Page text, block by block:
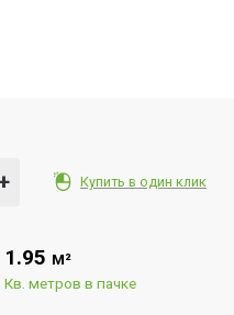
Купить в один клик
1.95 М²
Кв. метров в пачке